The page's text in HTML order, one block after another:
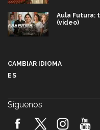
Aula Futura:
(video)
2026! (video)
CAMBIAR IDIOMA
ES
Síguenos